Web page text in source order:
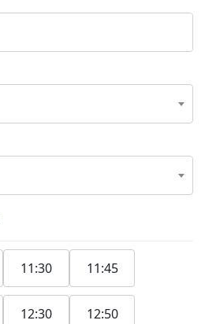
11:30 11:45
12:30 12:50